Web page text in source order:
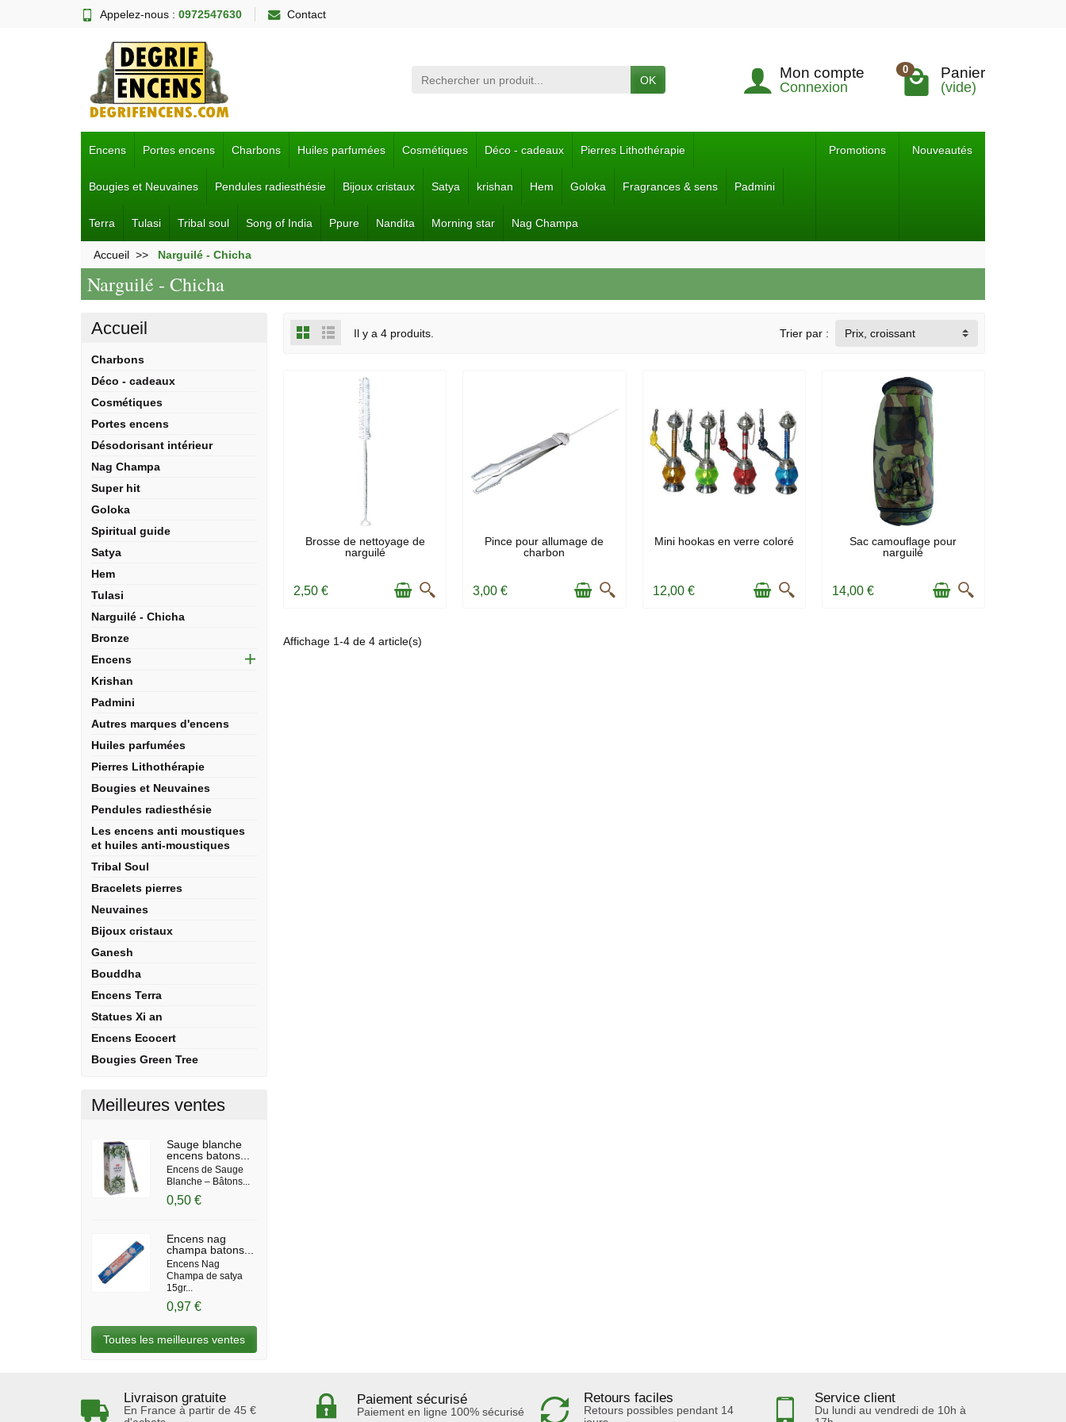
Appelez-nous : 0972547630 Contact
OK Mon compte
Connexion
0 Panier
(vide)
Encens Portes encens Charbons Huiles parfumées Cosmétiques Déco - cadeaux Pierres Lithothérapie
Bougies et Neuvaines Pendules radiesthésie Bijoux cristaux Satya krishan Hem Goloka Fragrances & sens Padmini
Terra Tulasi Tribal soul Song of India Ppure Nandita Morning star Nag Champa
Promotions Nouveautés
Accueil Narguilé - Chicha
Narguilé - Chicha
Accueil
Charbons
Déco - cadeaux
Cosmétiques
Portes encens
Désodorisant intérieur
Nag Champa
Super hit
Goloka
Spiritual guide
Satya
Hem
Tulasi
Narguilé - Chicha
Bronze
Encens
Krishan
Padmini
Autres marques d'encens
Huiles parfumées
Pierres Lithothérapie
Bougies et Neuvaines
Pendules radiesthésie
Les encens anti moustiques
et huiles anti-moustiques
Tribal Soul
Bracelets pierres
Neuvaines
Bijoux cristaux
Ganesh
Bouddha
Encens Terra
Statues Xi an
Encens Ecocert
Bougies Green Tree
Meilleures ventes
Sauge blanche
encens batons...
Encens de Sauge
Blanche – Bâtons...
0,50 €
Encens nag
champa batons...
Encens Nag
Champa de satya
15gr...
0,97 €
Toutes les meilleures ventes
Il y a 4 produits. Trier par : Prix, croissant
EN STOCK
Brosse de nettoyage de
narguilé
2,50 €
EN STOCK
Pince pour allumage de
charbon
3,00 €
Mini hookas en verre coloré
12,00 €
EN STOCK
Sac camouflage pour
narguilé
14,00 €
Affichage 1-4 de 4 article(s)
Livraison gratuite
En France à partir de 45 €
Paiement sécurisé
Paiement en ligne 100% sécurisé
Retours faciles
Retours possibles pendant 14
Service client
Du lundi au vendredi de 10h à